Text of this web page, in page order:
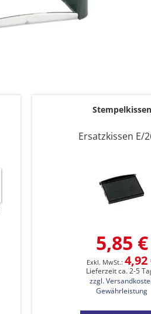
Stempelkissen
Ersatzkissen E/
5,85 €
4,92
Lieferzeit ca. 2-5
zzgl.
Gewährleistung